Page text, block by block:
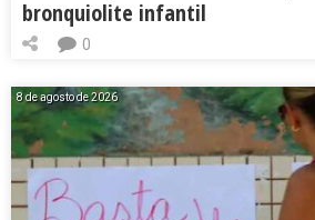
bronquiolite infantil
0
8 de agosto de 2026